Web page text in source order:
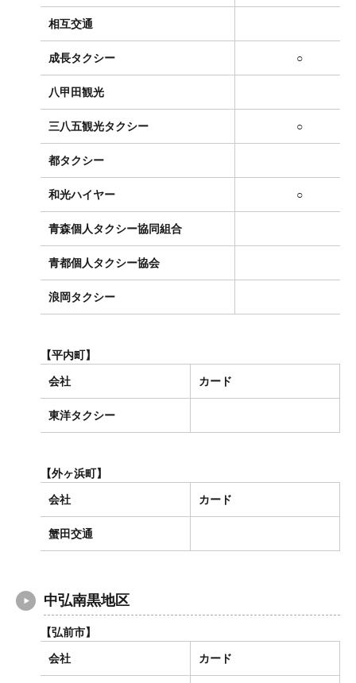
相互交通
成長タクシー ○
八甲田観光
三八五観光タクシー ○
都タクシー
和光ハイヤー ○
青森個人タクシー協同組合
青都個人タクシー協会
浪岡タクシー
【平内町】
会社 カード
東洋タクシー
【外ヶ浜町】
会社 カード
蟹田交通
中弘南黒地区
【弘前市】
会社 カード